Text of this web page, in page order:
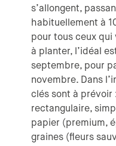
s’allongent,
habituellement à
pour tous ceux
à planter, l’idéal
septembre, pour
novembre. Dans
clés sont à prévoir
rectangulaire,
papier (premium,
graines (fleurs